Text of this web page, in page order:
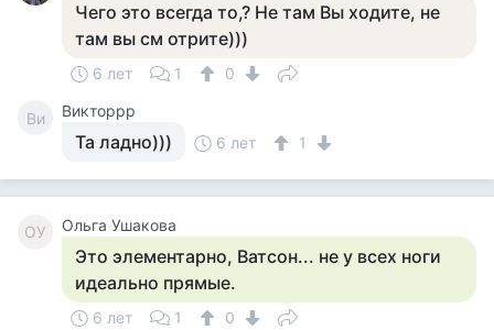
Чего это всегда то,? Не там Вы ходите, не
там вы см отрите)))
6 лет 1 0
Ви Викторрр
Та ладно))) 6 лет 1
ОУ Ольга Ушакова
Это элементарно, Ватсон... не у всех ноги
идеально прямые.
6 лет 1 0